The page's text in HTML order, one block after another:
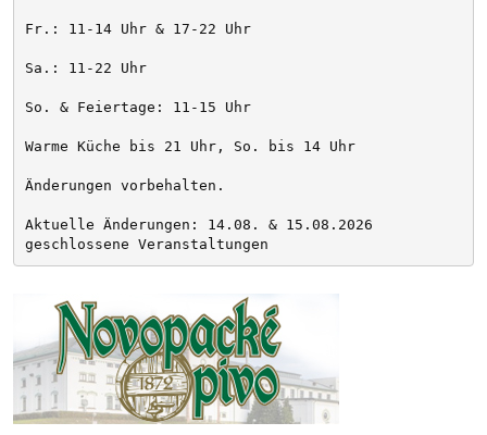
Fr.: 11-14 Uhr & 17-22 Uhr
Sa.: 11-22 Uhr
So. & Feiertage: 11-15 Uhr
Warme Küche bis 21 Uhr, So. bis 14 Uhr
Änderungen vorbehalten.
Aktuelle Änderungen: 14.08. & 15.08.2026
geschlossene Veranstaltungen